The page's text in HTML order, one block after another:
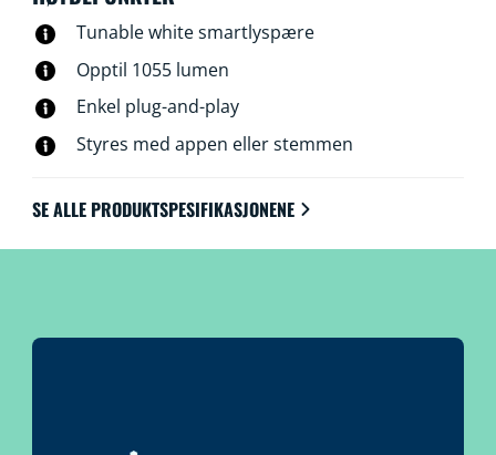
Tunable white smartlyspære
Opptil 1055 lumen
Enkel plug-and-play
Styres med appen eller stemmen
SE ALLE PRODUKTSPESIFIKASJONENE